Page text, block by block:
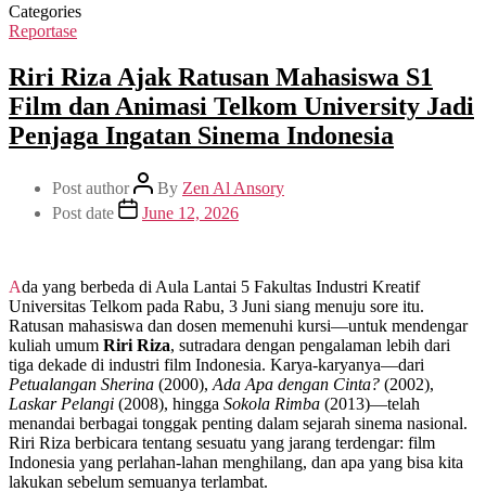
Categories
Reportase
Riri Riza Ajak Ratusan Mahasiswa S1
Film dan Animasi Telkom University Jadi
Penjaga Ingatan Sinema Indonesia
Post author By Zen Al Ansory
Post date
June 12, 2026
Ada yang berbeda di Aula Lantai 5 Fakultas Industri Kreatif
Universitas Telkom pada Rabu, 3 Juni siang menuju sore itu.
Ratusan mahasiswa dan dosen memenuhi kursi—untuk mendengar
kuliah umum Riri Riza, sutradara dengan pengalaman lebih dari
tiga dekade di industri film Indonesia. Karya-karyanya—dari
Petualangan Sherina (2000), Ada Apa dengan Cinta? (2002),
Laskar Pelangi (2008), hingga Sokola Rimba (2013)—telah
menandai berbagai tonggak penting dalam sejarah sinema nasional.
Riri Riza berbicara tentang sesuatu yang jarang terdengar: film
Indonesia yang perlahan-lahan menghilang, dan apa yang bisa kita
lakukan sebelum semuanya terlambat.